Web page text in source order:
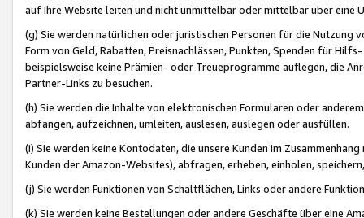
auf Ihre Website leiten und nicht unmittelbar oder mittelbar über eine
(g) Sie werden natürlichen oder juristischen Personen für die Nutzung
Form von Geld, Rabatten, Preisnachlässen, Punkten, Spenden für
beispielsweise keine Prämien- oder Treueprogramme auflegen, die
Partner-Links zu besuchen.
(h) Sie werden die Inhalte von elektronischen Formularen oder
abfangen, aufzeichnen, umleiten, auslesen, auslegen oder ausfüllen.
(i) Sie werden keine Kontodaten, die unsere Kunden im
Kunden der Amazon-Websites), abfragen, erheben, einholen,
(j) Sie werden Funktionen von Schaltflächen, Links oder andere
(k) Sie werden keine Bestellungen oder andere Geschäfte über eine